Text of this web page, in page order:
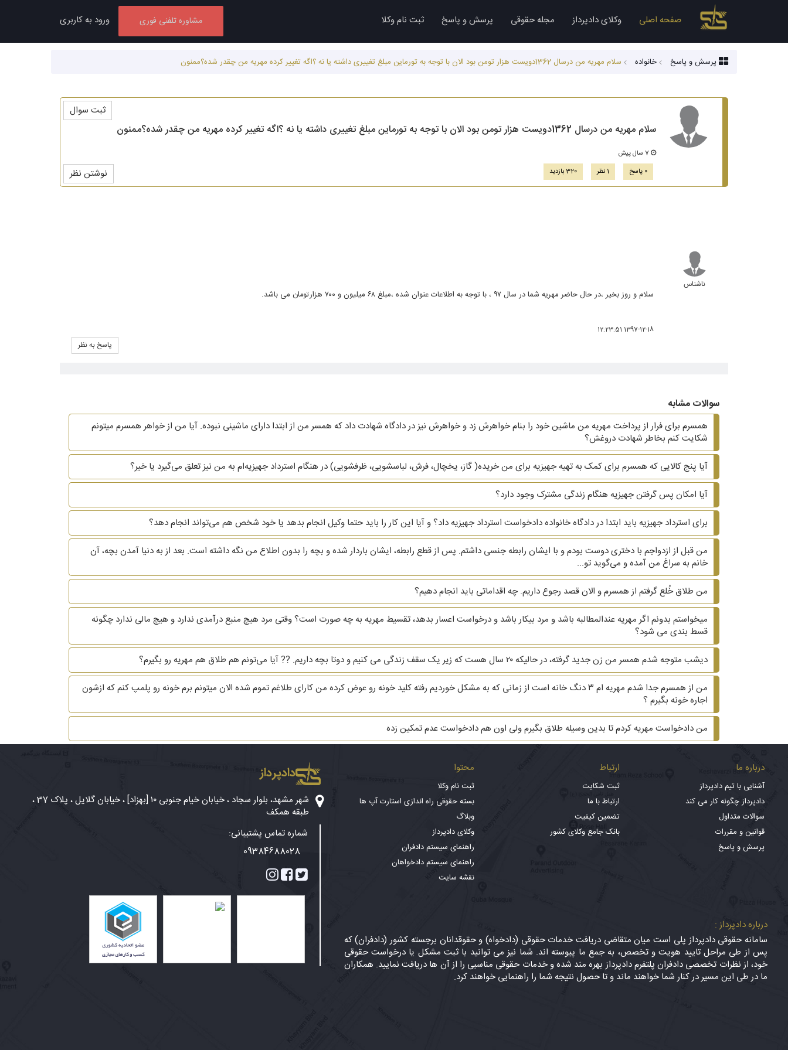
صفحه اصلی وکلای دادپرداز مجله حقوقی پرسش و پاسخ ثبت نام وکلا مشاوره تلفنی فوری ورود به کاربری
پرسش و پاسخ خانواده سلام مهریه من درسال 1362دویست هزار تومن بود الان با توجه به تورماین مبلغ تغییری داشته یا نه ؟اگه تغییر کرده مهریه من چقدر شده؟ممنون
سلام مهریه من درسال 1362دویست هزار تومن بود الان با توجه به تورماین مبلغ تغییری داشته یا نه ؟اگه تغییر کرده مهریه من چقدر شده؟ممنون
7 سال پیش
0 پاسخ
1 نظر 320 بازدید نوشتن نظر
ثبت سوال
ناشناس
سلام و روز بخیر ،در حال حاضر مهریه شما در سال ۹۷ ، با توجه به اطلاعات عنوان شده ،مبلغ ۶۸ میلیون و ۷۰۰ هزارتومان می باشد.
1397-12-18 12:23:51
پاسخ به نظر
سوالات مشابه
همسرم برای فرار از پرداخت مهریه من ماشین خود را بنام خواهرش زد و خواهرش نیز در دادگاه شهادت داد که همسر من از ابتدا دارای ماشینی نبوده. آیا من از خواهر همسرم میتونم
شکایت کنم بخاطر شهادت دروغش؟
آیا پنج کالایی که همسرم برای کمک به تهیه جهیزیه برای من خریده( گاز، یخچال، فرش، لباسشویی، ظرفشویی)‌ در هنگام استرداد جهیزیه‌ام به من نیز تعلق می‌گیرد یا خیر؟
آیا امکان پس گرفتن جهیزیه هنگام زندگی مشترک وجود دارد؟
برای استرداد جهیزیه باید ابتدا در دادگاه خانواده دادخواست استرداد جهیزیه داد؟ و آیا این کار را باید حتما وکیل انجام بدهد یا خود شخص هم می‌تواند انجام دهد؟
من قبل از ازدواجم با دختری دوست بودم و با ایشان رابطه جنسی داشتم. پس از قطع رابطه، ایشان باردار شده و بچه را بدون اطلاع من نگه داشته است. بعد از به دنیا آمدن بچه، آن
خانم به سراغ من آمده و می‌گوید تو...
من طلاق خُلع گرفتم از همسرم و الان قصد رجوع داریم. چه اقداماتی باید انجام دهیم؟
میخواستم بدونم اگر مهریه عندالمطالبه باشد و مرد بیکار باشد و درخواست اعسار بدهد، تقسیط مهریه به چه صورت است؟ وقتی مرد هیچ منبع درآمدی ندارد و هیچ مالی ندارد چگونه
قسط بندی می شود؟
دیشب متوجه شدم همسر من زن جدید گرفته، در حالیکه ۲۰ سال هست که زیر یک سقف زندگی می کنیم و دوتا بچه داریم. ?? آیا می‌تونم هم طلاق هم مهریه رو بگیرم؟
من از همسرم جدا شدم مهریه ام ۳ دنگ خانه است از زمانی که به مشکل خوردیم رفته کلید خونه رو عوض کرده من کارای طلاغم تموم شده الان میتونم برم خونه رو پلمپ کنم که ازشون
اجاره خونه بگیرم ؟
من دادخواست مهریه کردم تا بدین وسیله طلاق بگیرم ولی اون هم دادخواست عدم تمکین زده
درباره ما
آشنایی با تیم دادپرداز
دادپرداز چگونه کار می کند
سوالات متداول
قوانین و مقررات
پرسش و پاسخ
ارتباط
ثبت شکایت
ارتباط با ما
تضمین کیفیت
بانک جامع وکلای کشور
محتوا
ثبت نام وکلا
بسته حقوقی راه اندازی استارت آپ ها
وبلاگ
وکلای دادپرداز
راهنمای سیستم دادفران
راهنمای سیستم دادخواهان
نقشه سایت
درباره دادپرداز :
سامانه حقوقی دادپرداز پلی است میان متقاضی دریافت خدمات حقوقی (دادخواه) و حقوقدانان برجسته کشور (دادفران) که
پس از طی مراحل تایید هویت و تخصص، به جمع ما پیوسته اند. شما نیز می توانید با ثبت مشکل یا درخواست حقوقی
خود، از نظرات تخصصی دادفران پلتفرم دادپرداز بهره مند شده و خدمات حقوقی مناسبی را از آن ها دریافت نمایید. همکاران
ما در طی این مسیر در کنار شما خواهند ماند و تا حصول نتیجه شما را راهنمایی خواهند کرد.
دادپرداز
شهر مشهد، بلوار سجاد ، خیابان خیام جنوبی ۱۰ [بهزاد] ، خیابان گلایل ، پلاک 37 ،
طبقه همکف
شماره تماس پشتیبانی:
09384688028